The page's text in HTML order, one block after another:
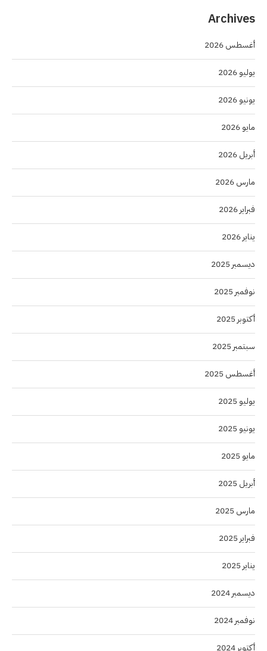
Archives
أغسطس 2026
يوليو 2026
يونيو 2026
مايو 2026
أبريل 2026
مارس 2026
فبراير 2026
يناير 2026
ديسمبر 2025
نوفمبر 2025
أكتوبر 2025
سبتمبر 2025
أغسطس 2025
يوليو 2025
يونيو 2025
مايو 2025
أبريل 2025
مارس 2025
فبراير 2025
يناير 2025
ديسمبر 2024
نوفمبر 2024
أكتوبر 2024